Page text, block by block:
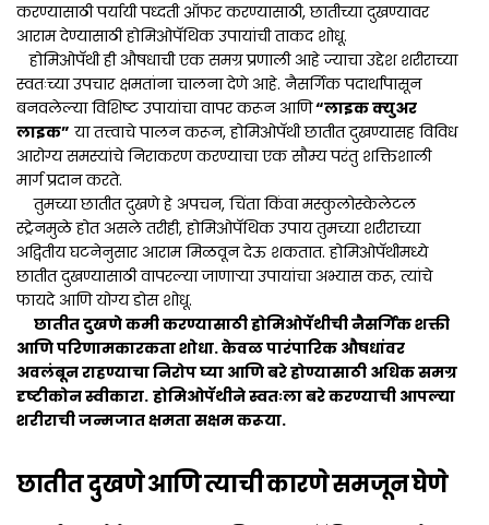
करण्यासाठी पर्यायी पध्दती ऑफर करण्यासाठी, छातीच्या दुखण्यावर
आराम देण्यासाठी होमिओपॅथिक उपायांची ताकद शोधू.
होमिओपॅथी ही औषधाची एक समग्र प्रणाली आहे ज्याचा उद्देश शरीराच्या
स्वतःच्या उपचार क्षमतांना चालना देणे आहे. नैसर्गिक पदार्थांपासून
बनवलेल्या विशिष्ट उपायांचा वापर करून आणि“लाइक क्युअर
लाइक” या तत्त्वाचे पालन करून, होमिओपॅथी छातीत दुखण्यासह विविध
आरोग्य समस्यांचे निराकरण करण्याचा एक सौम्य परंतु शक्तिशाली
मार्ग प्रदान करते.
तुमच्या छातीत दुखणे हे अपचन, चिंता किंवा मस्कुलोस्केलेटल
स्ट्रेनमुळे होत असले तरीही, होमिओपॅथिक उपाय तुमच्या शरीराच्या
अद्वितीय घटनेनुसार आराम मिळवून देऊ शकतात. होमिओपॅथीमध्ये
छातीत दुखण्यासाठी वापरल्या जाणाऱ्या उपायांचा अभ्यास करू, त्यांचे
फायदे आणि योग्य डोस शोधू.
छातीत दुखणे कमी करण्यासाठी होमिओपॅथीची नैसर्गिक शक्ती
आणि परिणामकारकता शोधा. केवळ पारंपारिक औषधांवर
अवलंबून राहण्याचा निरोप घ्या आणि बरे होण्यासाठी अधिक समग्र
दृष्टीकोन स्वीकारा. होमिओपॅथीने स्वतःला बरे करण्याची आपल्या
शरीराची जन्मजात क्षमता सक्षम करूया.
छातीत दुखणे आणि त्याची कारणे समजून घेणे